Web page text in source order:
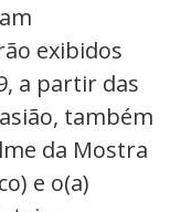
exibidos
a partir das
também
da Mostra
e o(a)